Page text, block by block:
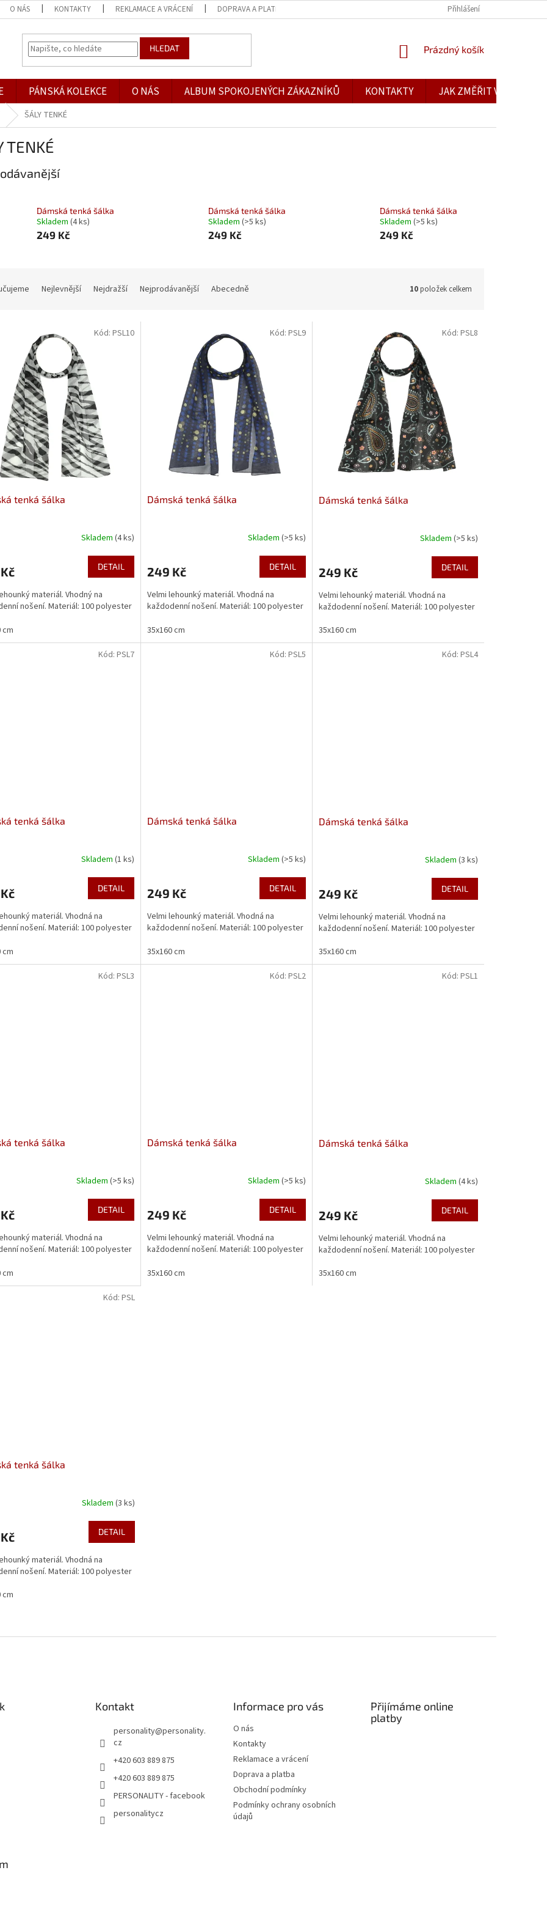
O NÁS KONTAKTY REKLAMACE A VRÁCENÍ DOPRAVA A PLATBA PODMÍNKY OCHRANY OSOBNÍCH ÚDAJŮ
Přihlášení
HLEDAT
NÁKUPNÍ
Prázdný košík
PÁNSKÁ KOLEKCE O NÁS ALBUM SPOKOJENÝCH ZÁKAZNÍKŮ KONTAKTY JAK ZMĚŘIT VELIKOST
ŠÁLY TENKÉ
TENKÉ
Dámská tenká šálka
Skladem (4 ks)
249 Kč
Dámská tenká šálka
Skladem (>5 ks)
249 Kč
Dámská tenká šálka
Skladem (>5 ks)
249 Kč
Nejlevnější Nejdražší Nejprodávanější Abecedně 10položek celkem
tenká šálka
Skladem (4 ks)
DETAIL
materiál. Vhodný na
nošení. Materiál: 100 polyester
cm
Kód: PSL10
Dámská tenká šálka
Skladem (>5 ks)
249 Kč DETAIL
Velmi lehounký materiál. Vhodná na
každodenní nošení. Materiál: 100 polyester
35x160 cm
Kód: PSL9
Dámská tenká šálka
Skladem (>5 ks)
249 Kč DETAIL
Velmi lehounký materiál. Vhodná na
každodenní nošení. Materiál: 100 polyester
35x160 cm
Kód: PSL8
tenká šálka
Skladem (1 ks)
DETAIL
materiál. Vhodná na
nošení. Materiál: 100 polyester
cm
Kód: PSL7
Dámská tenká šálka
Skladem (>5 ks)
249 Kč DETAIL
Velmi lehounký materiál. Vhodná na
každodenní nošení. Materiál: 100 polyester
35x160 cm
Kód: PSL5
Dámská tenká šálka
Skladem (3 ks)
249 Kč DETAIL
Velmi lehounký materiál. Vhodná na
každodenní nošení. Materiál: 100 polyester
35x160 cm
Kód: PSL4
tenká šálka
Skladem (>5 ks)
DETAIL
materiál. Vhodná na
nošení. Materiál: 100 polyester
cm
Kód: PSL3
Dámská tenká šálka
Skladem (>5 ks)
249 Kč DETAIL
Velmi lehounký materiál. Vhodná na
každodenní nošení. Materiál: 100 polyester
35x160 cm
Kód: PSL2
Dámská tenká šálka
Skladem (4 ks)
249 Kč DETAIL
Velmi lehounký materiál. Vhodná na
každodenní nošení. Materiál: 100 polyester
35x160 cm
Kód: PSL1
tenká šálka
Skladem (3 ks)
DETAIL
materiál. Vhodná na
nošení. Materiál: 100 polyester
cm
Kód: PSL
v
Kontakt
personality@personality.
cz
+420 603 889 875
+420 603 889 875
PERSONALITY - facebook
personalitycz
Informace pro vás
O nás
Kontakty
Reklamace a vrácení
Doprava a platba
Obchodní podmínky
Podmínky ochrany osobních
údajů
Přijímáme online
platby